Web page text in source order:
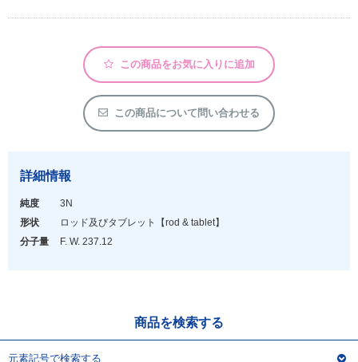
カテゴリで検索する
化合物
形状詳細
アウトレット
この商品をお気に入りに追加
この商品について問い合わせる
詳細情報
純度
3N
形状
ロッド及びタブレット
【rod & tablet】
分子量
F. W. 237.12
商品を検索する
元素記号で検索する